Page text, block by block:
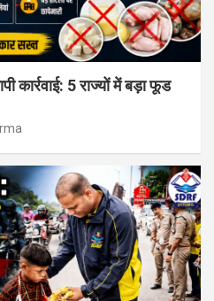
कार्रवाई: 5 राज्यों में बड़ा फूड